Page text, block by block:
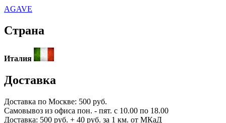
AGAVE
Страна
Италия
Доставка
Доставка по Москве: 500 руб.
Самовывоз из офиса пон. - пят. с 10.00 по 18.00
Доставка: 500 руб. + 40 руб. за 1 км. от МКаД